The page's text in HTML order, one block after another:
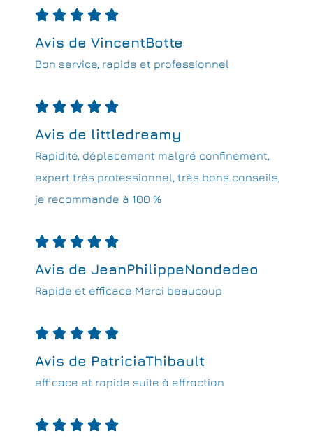
    
Avis de VincentBotte
Bon service, rapide et professionnel
    
Avis de littledreamy
Rapidité, déplacement malgré confinement,
expert très professionnel, très bons conseils,
je recommande à 100 %
    
Avis de JeanPhilippeNondedeo
Rapide et efficace Merci beaucoup
    
Avis de PatriciaThibault
efficace et rapide suite à effraction
    